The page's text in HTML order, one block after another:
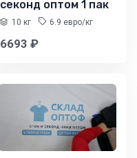
секонд оптом 1 пак
10 кг 6.9 евро/кг
6693 ₽